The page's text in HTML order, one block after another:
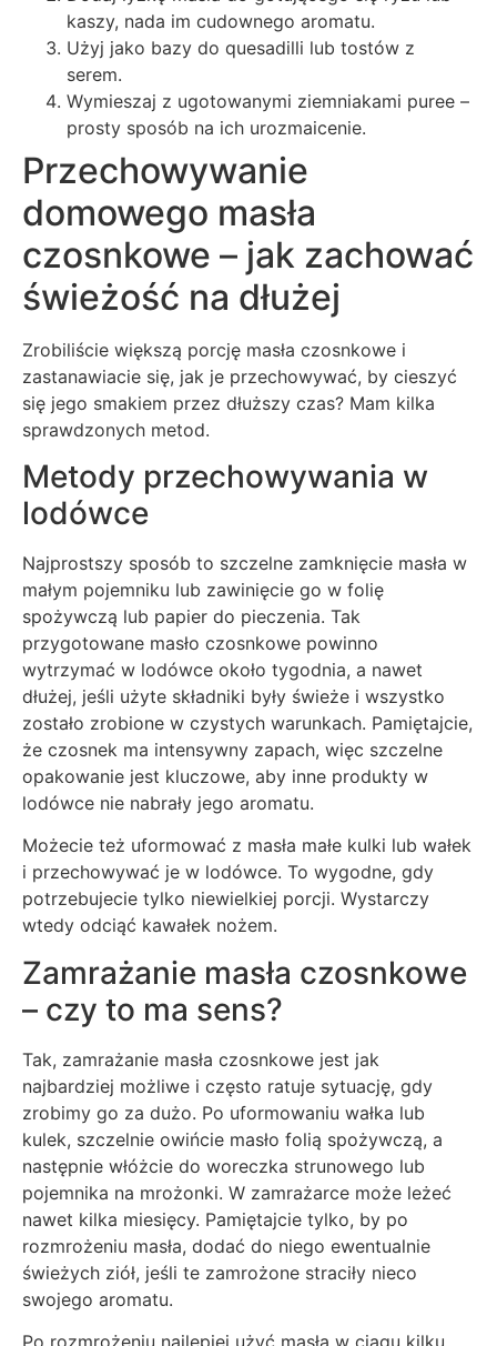
kaszy, nada im cudownego aromatu.
Użyj jako bazy do quesadilli lub tostów z
serem.
Wymieszaj z ugotowanymi ziemniakami puree –
prosty sposób na ich urozmaicenie.
Przechowywanie
domowego masła
czosnkowe – jak zachować
świeżość na dłużej
Zrobiliście większą porcję masła czosnkowe i
zastanawiacie się, jak je przechowywać, by cieszyć
się jego smakiem przez dłuższy czas? Mam kilka
sprawdzonych metod.
Metody przechowywania w
lodówce
Najprostszy sposób to szczelne zamknięcie masła w
małym pojemniku lub zawinięcie go w folię
spożywczą lub papier do pieczenia. Tak
przygotowane masło czosnkowe powinno
wytrzymać w lodówce około tygodnia, a nawet
dłużej, jeśli użyte składniki były świeże i wszystko
zostało zrobione w czystych warunkach. Pamiętajcie,
że czosnek ma intensywny zapach, więc szczelne
opakowanie jest kluczowe, aby inne produkty w
lodówce nie nabrały jego aromatu.
Możecie też uformować z masła małe kulki lub wałek
i przechowywać je w lodówce. To wygodne, gdy
potrzebujecie tylko niewielkiej porcji. Wystarczy
wtedy odciąć kawałek nożem.
Zamrażanie masła czosnkowe
– czy to ma sens?
Tak, zamrażanie masła czosnkowe jest jak
najbardziej możliwe i często ratuje sytuację, gdy
zrobimy go za dużo. Po uformowaniu wałka lub
kulek, szczelnie owińcie masło folią spożywczą, a
następnie włóżcie do woreczka strunowego lub
pojemnika na mrożonki. W zamrażarce może leżeć
nawet kilka miesięcy. Pamiętajcie tylko, by po
rozmrożeniu masła, dodać do niego ewentualnie
świeżych ziół, jeśli te zamrożone straciły nieco
swojego aromatu.